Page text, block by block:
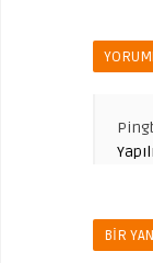
BIR